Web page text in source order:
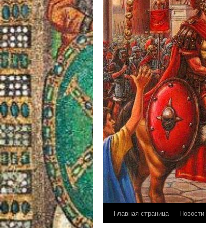
Главная страница Новости